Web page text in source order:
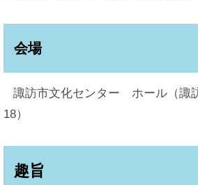
会場
諏訪市文化センター ホール（諏
18）
趣旨